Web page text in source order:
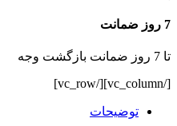
7 روز ضمانت
تا 7 روز ضمانت بازگشت وجه
[/vc_column][/vc_row]
توضیحات